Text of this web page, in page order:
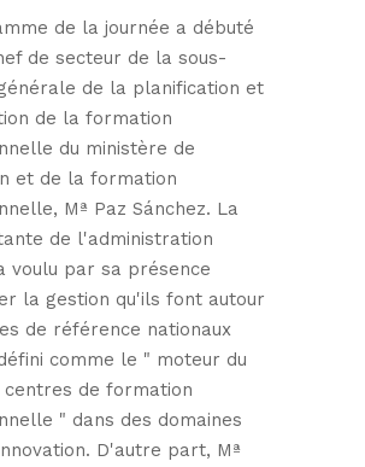
de la journée a débuté
de secteur de la sous-
de la planification et
de la formation
du ministère de
et de la formation
Mª Paz Sánchez. La
de l'administration
voulu par sa présence
la gestion qu'ils font autour
de référence nationaux
comme le " moteur du
de formation
" dans des domaines
D'autre part, Mª